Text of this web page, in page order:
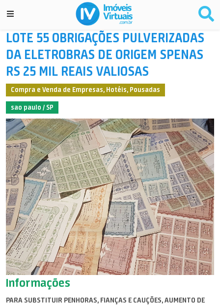
LOTE 55 OBRIGAÇÕES PULVERIZADAS
DA ELETROBRAS DE ORIGEM SPENAS
RS 25 MIL REAIS VALIOSAS
Compra e Venda de Empresas, Hotéis, Pousadas
sao paulo / SP
Informações
PARA SUBSTITUIR PENHORAS, FIANÇAS E CAUÇÕES, AUMENTO DE